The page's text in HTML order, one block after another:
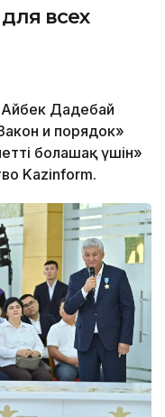
всех
Дадебай
и порядок»
болашақ үшін»
Kazinform.